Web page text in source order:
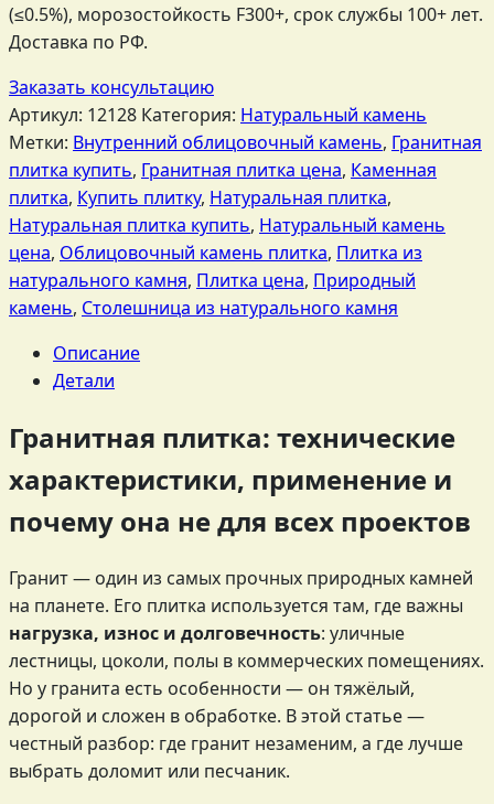
(≤0.5%), морозостойкость F300+, срок службы 100+ лет.
Доставка по РФ.
Заказать консультацию
Артикул: 12128 Категория: Натуральный камень
Метки: Внутренний облицовочный камень, Гранитная
плитка купить, Гранитная плитка цена, Каменная
плитка, Купить плитку, Натуральная плитка,
Натуральная плитка купить, Натуральный камень
цена, Облицовочный камень плитка, Плитка из
натурального камня, Плитка цена, Природный
камень, Столешница из натурального камня
Описание
Детали
Гранитная плитка: технические
характеристики, применение и
почему она не для всех проектов
Гранит — один из самых прочных природных камней
на планете. Его плитка используется там, где важны
нагрузка, износ и долговечность: уличные
лестницы, цоколи, полы в коммерческих помещениях.
Но у гранита есть особенности — он тяжёлый,
дорогой и сложен в обработке. В этой статье —
честный разбор: где гранит незаменим, а где лучше
выбрать доломит или песчаник.